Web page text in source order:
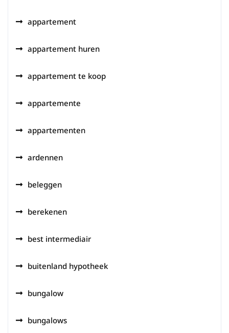
appartement
appartement huren
appartement te koop
appartemente
appartementen
ardennen
beleggen
berekenen
best intermediair
buitenland hypotheek
bungalow
bungalows